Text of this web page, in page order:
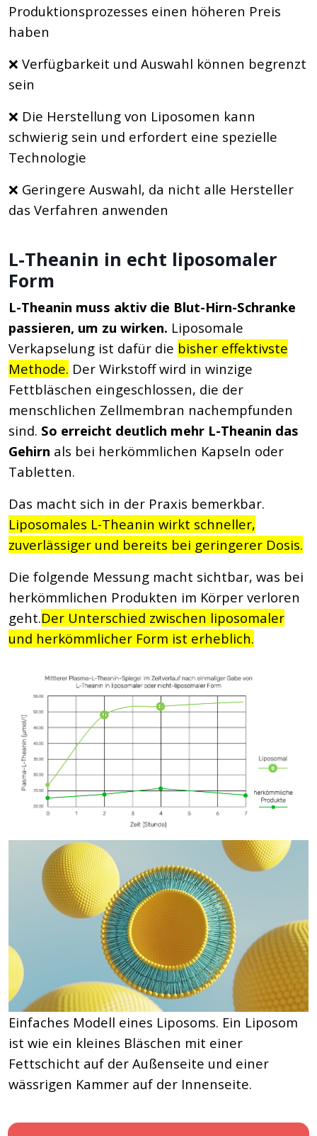
Produktionsprozesses einen höheren Preis
haben
❌ Verfügbarkeit und Auswahl können begrenzt
sein
❌ Die Herstellung von Liposomen kann
schwierig sein und erfordert eine spezielle
Technologie
❌ Geringere Auswahl, da nicht alle Hersteller
das Verfahren anwenden
L-Theanin in echt liposomaler
Form
L-Theanin muss aktiv die Blut-Hirn-Schranke
passieren, um zu wirken. Liposomale
Verkapselung ist dafür die bisher effektivste
Methode. Der Wirkstoff wird in winzige
Fettbläschen eingeschlossen, die der
menschlichen Zellmembran nachempfunden
sind. So erreicht deutlich mehr L-Theanin das
Gehirn als bei herkömmlichen Kapseln oder
Tabletten.
Das macht sich in der Praxis bemerkbar.
Liposomales L-Theanin wirkt schneller,
zuverlässiger und bereits bei geringerer Dosis.
Die folgende Messung macht sichtbar, was bei
herkömmlichen Produkten im Körper verloren
geht.Der Unterschied zwischen liposomaler
und herkömmlicher Form ist erheblich.
Einfaches Modell eines Liposoms. Ein Liposom
ist wie ein kleines Bläschen mit einer
Fettschicht auf der Außenseite und einer
wässrigen Kammer auf der Innenseite.